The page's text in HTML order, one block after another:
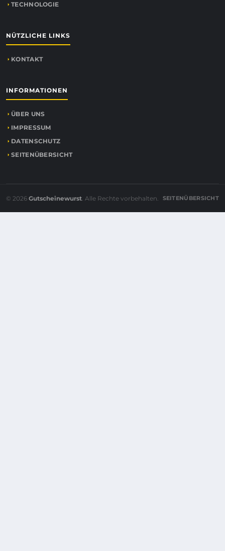
TECHNOLOGIE
NÜTZLICHE LINKS
KONTAKT
INFORMATIONEN
ÜBER UNS
IMPRESSUM
DATENSCHUTZ
SEITENÜBERSICHT
© 2026 Gutscheinewurst. Alle Rechte vorbehalten. SEITENÜBERSICHT